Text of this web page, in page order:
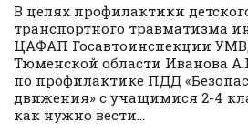
В целях профилактики
транспортного травматизма
ЦАФАП Госавтоинспекции
Тюменской области Иванова
по профилактике ПДД
движения» с учащимися 2-4
как нужно вести...